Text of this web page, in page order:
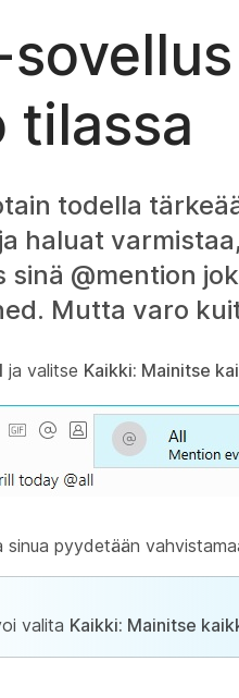
tilassa
todella
haluat
sinä @mention
Mutta varo
ja valitse Kaikki: Mainitse
pyydetään
valita Kaikki: Mainitse